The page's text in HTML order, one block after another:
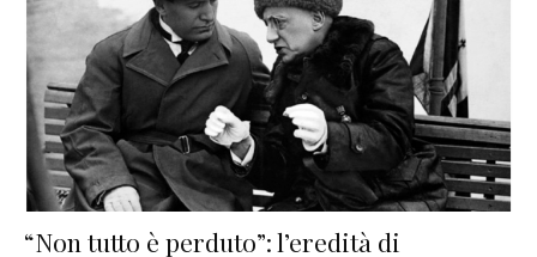
“Non tutto è perduto”: l’eredità di